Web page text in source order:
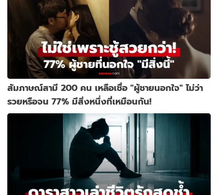
สัมภาษณ์สามี 200 คน เหลือเชื่อ "ผู้ชายนอกใจ" ไม่ว่า
รวยหรือจน 77% มีสิ่งหนึ่งที่เหมือนกัน!